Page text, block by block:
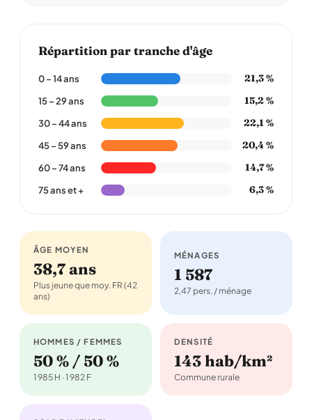
Répartition par tranche d'âge
0 – 14 ans 21,3 %
15 – 29 ans 15,2 %
30 – 44 ans 22,1 %
45 – 59 ans 20,4 %
60 – 74 ans 14,7 %
75 ans et + 6,3 %
ÂGE MOYEN
38,7 ans
Plus jeune que moy. FR (42
ans)
MÉNAGES
1 587
2,47 pers. / ménage
HOMMES / FEMMES
50 % / 50 %
1 985 H · 1 982 F
DENSITÉ
143 hab/km²
Commune rurale